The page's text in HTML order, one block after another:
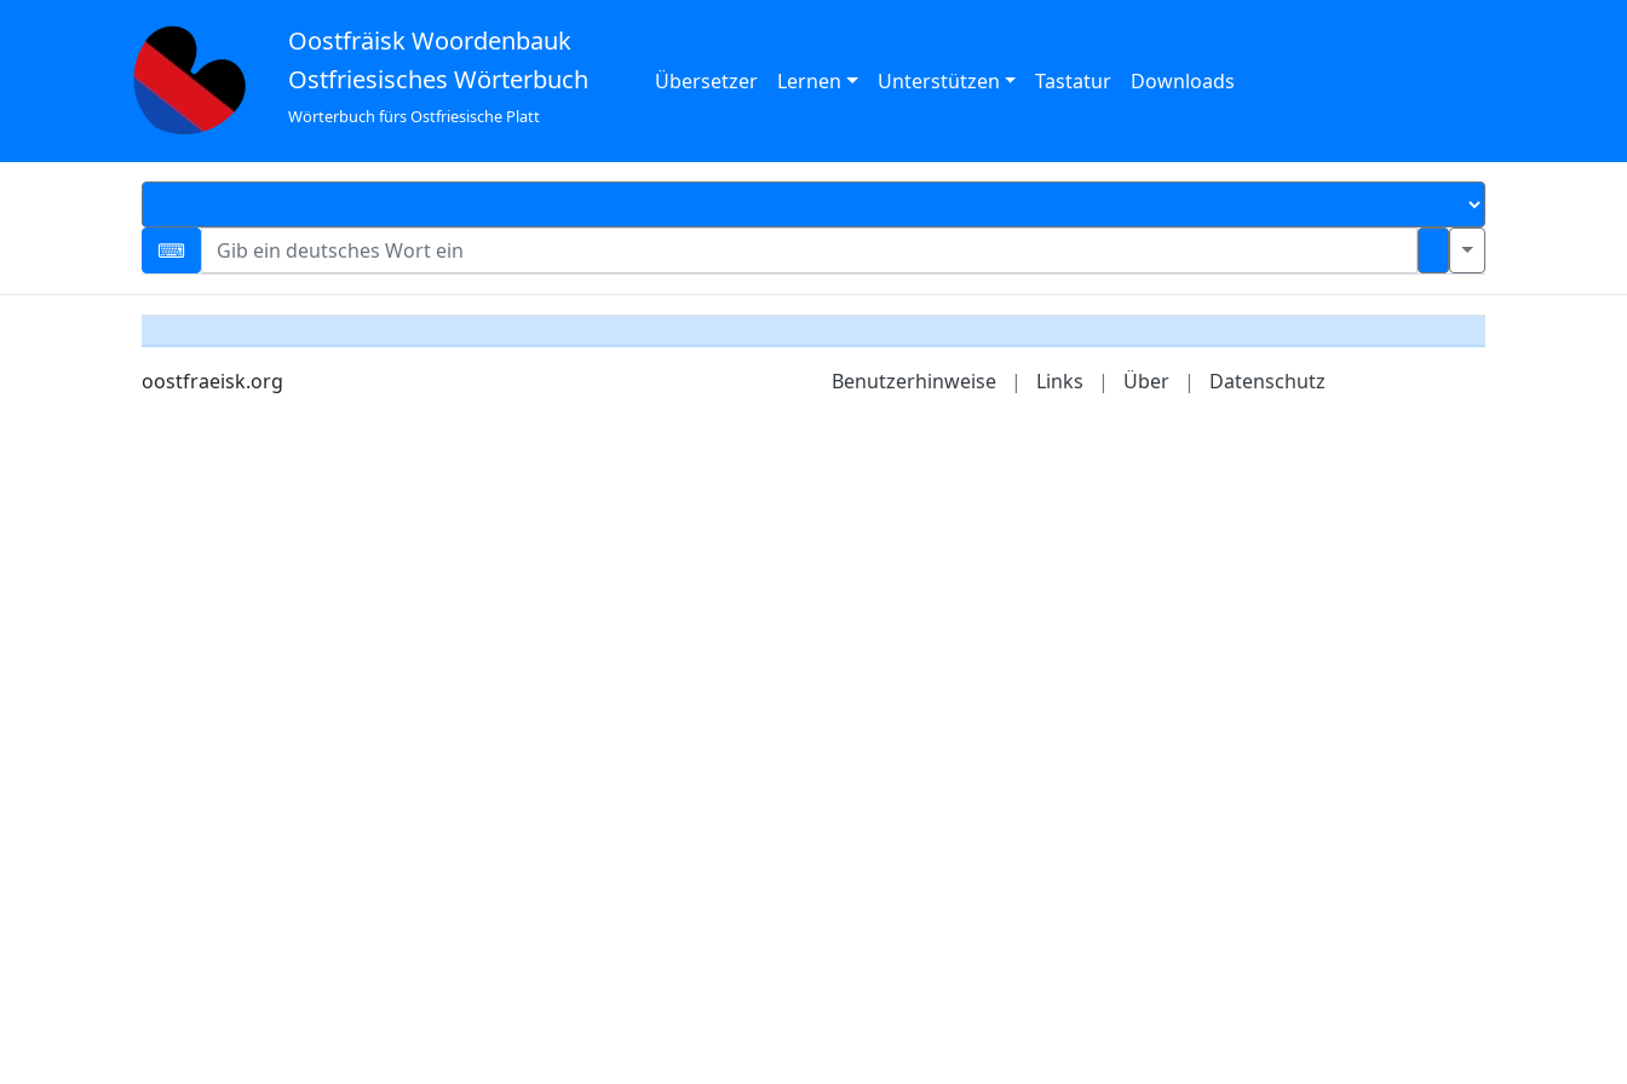
Oostfräisk Woordenbauk
Ostfriesisches Wörterbuch
Wörterbuch fürs Ostfriesische Platt
Übersetzer Lernen Unterstützen Tastatur Downloads
oostfraeisk.org Benutzerhinweise | Links | Über | Datenschutz